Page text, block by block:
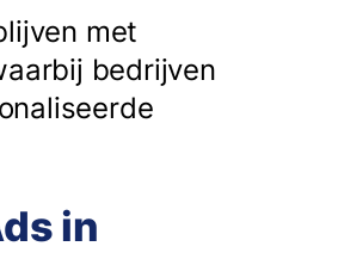
met
bedrijven
in